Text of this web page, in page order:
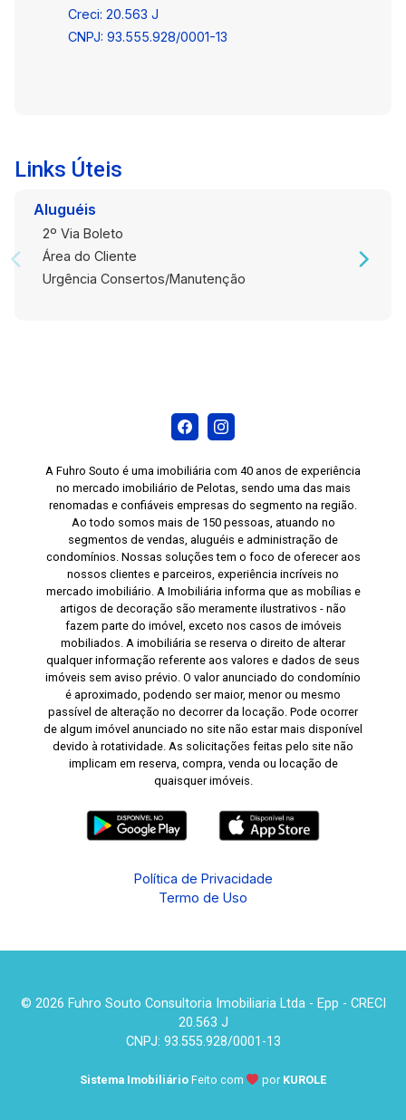
excelente opção para quem busca um imóvel
prático e confortável em uma localização
Creci: 20.563 J
CNPJ: 93.555.928/0001-13
Links Úteis
Aluguéis
2º Via Boleto
Área do Cliente
Urgência Consertos/Manutenção
A Fuhro Souto é uma imobiliária com 40 anos de experiência
no mercado imobiliário de Pelotas, sendo uma das mais
renomadas e confiáveis empresas do segmento na região.
Ao todo somos mais de 150 pessoas, atuando no
segmentos de vendas, aluguéis e administração de
condomínios. Nossas soluções tem o foco de oferecer aos
nossos clientes e parceiros, experiência incríveis no
mercado imobiliário. A Imobiliária informa que as mobílias e
artigos de decoração são meramente ilustrativos - não
fazem parte do imóvel, exceto nos casos de imóveis
mobiliados. A imobiliária se reserva o direito de alterar
qualquer informação referente aos valores e dados de seus
imóveis sem aviso prévio. O valor anunciado do condomínio
é aproximado, podendo ser maior, menor ou mesmo
passível de alteração no decorrer da locação. Pode ocorrer
de algum imóvel anunciado no site não estar mais disponível
devido à rotatividade. As solicitações feitas pelo site não
implicam em reserva, compra, venda ou locação de
quaisquer imóveis.
Política de Privacidade
Termo de Uso
© 2026 Fuhro Souto Consultoria Imobiliaria Ltda - Epp - CRECI
20.563 J
CNPJ: 93.555.928/0001-13
Sistema Imobiliário Feito com por KUROLE